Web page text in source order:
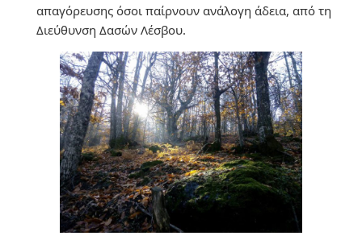
απαγόρευσης όσοι παίρνουν ανάλογη άδεια, από τη
Διεύθυνση Δασών Λέσβου.